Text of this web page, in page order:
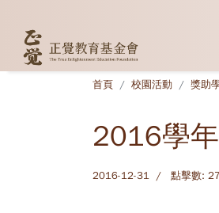
首頁 校園活動 獎助
2016學
2016-12-31 點擊數: